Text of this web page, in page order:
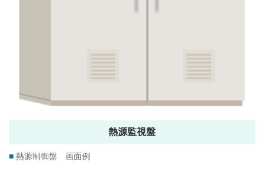
熱源監視盤
■ 熱源制御盤 画面例